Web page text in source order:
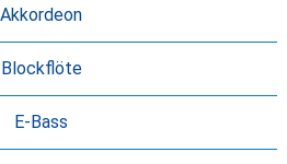
Akkordeon
Blockflöte
E-Bass